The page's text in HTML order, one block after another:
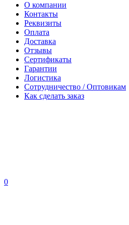
О компании
Контакты
Реквизиты
Оплата
Доставка
Отзывы
Сертификаты
Гарантии
Логистика
Сотрудничество / Оптовикам
Как сделать заказ
0